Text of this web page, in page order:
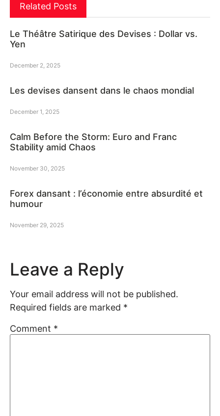
Related Posts
Le Théâtre Satirique des Devises : Dollar vs.
Yen
December 2, 2025
Les devises dansent dans le chaos mondial
December 1, 2025
Calm Before the Storm: Euro and Franc
Stability amid Chaos
November 30, 2025
Forex dansant : l’économie entre absurdité et
humour
November 29, 2025
Leave a Reply
Your email address will not be published.
Required fields are marked *
Comment *